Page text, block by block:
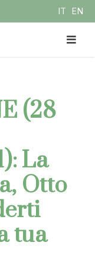
IT EN
(28
La
Otto
tua